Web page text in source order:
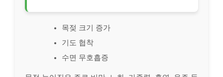
목젖 크기 증가
기도 협착
수면 무호흡증